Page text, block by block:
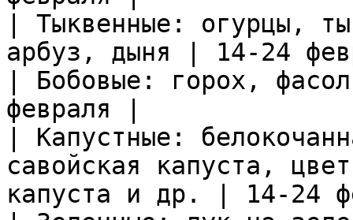
| Тыквенные: огурцы,
арбуз, дыня | 14-24
| Бобовые: горох,
февраля |
| Капустные:
савойская капуста,
капуста и др. | 14-24